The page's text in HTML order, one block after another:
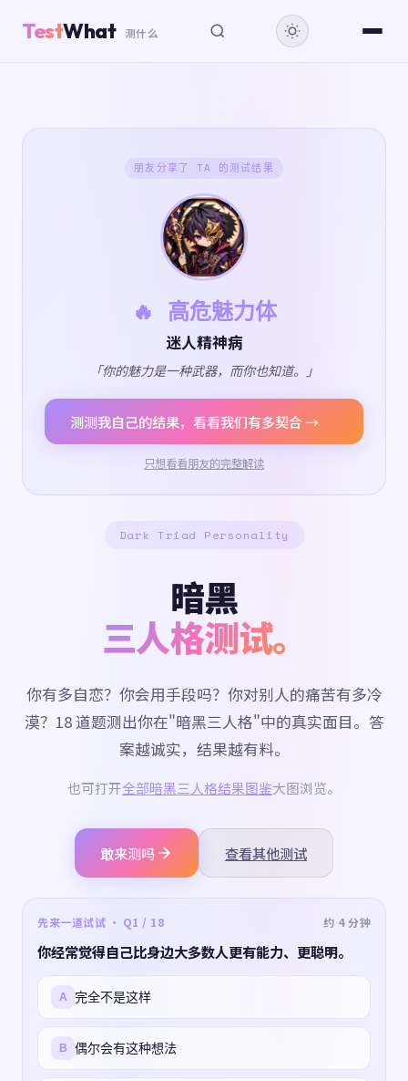
TestWhat 测什么
朋友分享了 TA 的测试结果
🔥 高危魅力体
迷人精神病
「你的魅力是一种武器，而你也知道。」
测测我自己的结果，看看我们有多契合 →
只想看看朋友的完整解读
Dark Triad Personality
暗黑
三人格测试。
你有多自恋？你会用手段吗？你对别人的痛苦有多冷
漠？18 道题测出你在"暗黑三人格"中的真实面目。答
案越诚实，结果越有料。
也可打开全部暗黑三人格结果图鉴大图浏览。
敢来测吗 查看其他测试
先来一道试试 · Q1 / 18 约 4 分钟
你经常觉得自己比身边大多数人更有能力、更聪明。
A 完全不是这样
B 偶尔会有这种想法